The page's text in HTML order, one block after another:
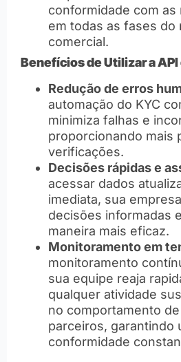
conformidade com
em todas as fases do
comercial.
Benefícios de Utilizar a API
Redução de erros
automação do KYC
minimiza falhas e
proporcionando mais
verificações.
Decisões rápidas e
acessar dados
imediata, sua
decisões informadas
maneira mais eficaz.
Monitoramento em
monitoramento
sua equipe reaja
qualquer atividade
no comportamento
parceiros, garantindo
conformidade